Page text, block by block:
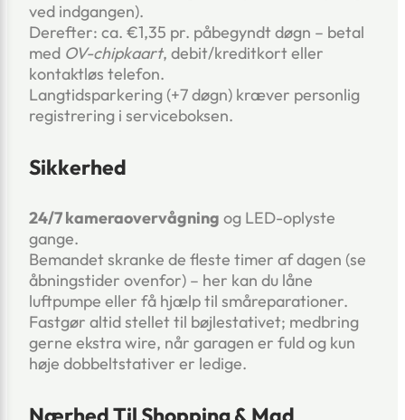
ved indgangen).
Derefter: ca. €1,35 pr. påbegyndt døgn – betal
med OV-chipkaart, debit/kreditkort eller
kontaktløs telefon.
Langtidsparkering (+7 døgn) kræver personlig
registrering i serviceboksen.
Sikkerhed
24/7 kameraovervågning og LED-oplyste
gange.
Bemandet skranke de fleste timer af dagen (se
åbningstider ovenfor) – her kan du låne
luftpumpe eller få hjælp til småreparationer.
Fastgør altid stellet til bøjlestativet; medbring
gerne ekstra wire, når garagen er fuld og kun
høje dobbeltstativer er ledige.